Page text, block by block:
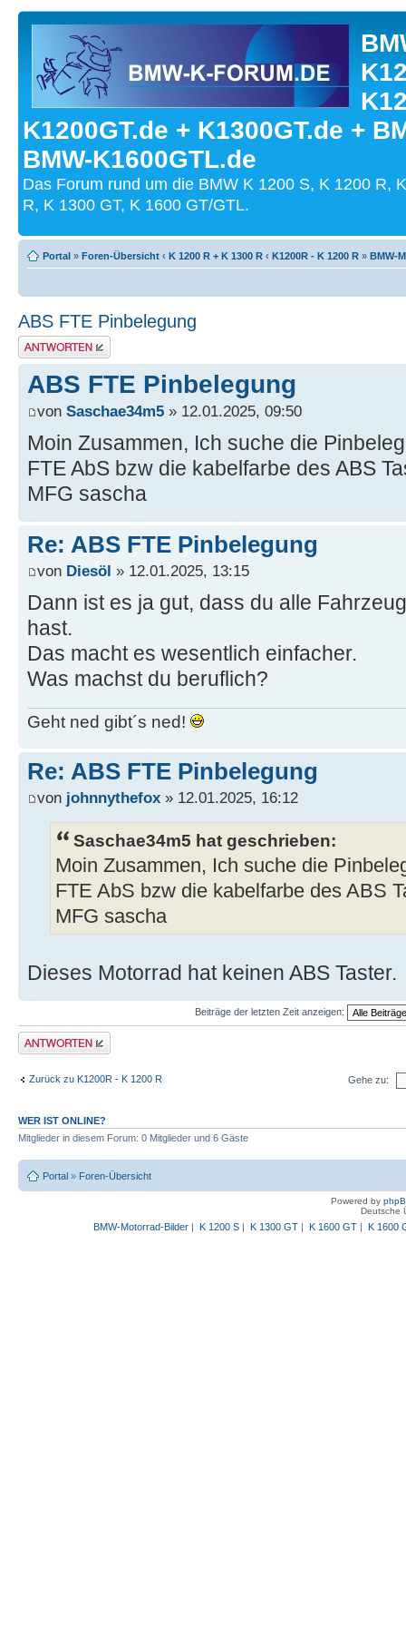
K1200GT.de + K1300GT.de +
BMW-K1600GTL.de
Das Forum rund um die BMW K 1200 S, K 1200 R,
R, K 1300 GT, K 1600 GT/GTL.
Portal » Foren-Übersicht ‹ K 1200 R + K 1300 R ‹ K1200R - K 1200 R » BMW-
ABS FTE Pinbelegung
Antwort schreiben
ABS FTE Pinbelegung
von Saschae34m5 » 12.01.2025, 09:50
Moin Zusammen, Ich suche die
FTE AbS bzw die kabelfarbe des ABS
MFG sascha
Re: ABS FTE Pinbelegung
von Diesöl » 12.01.2025, 13:15
Dann ist es ja gut, dass du alle
hast.
Das macht es wesentlich einfacher.
Was machst du beruflich?
Geht ned gibt´s ned!
Re: ABS FTE Pinbelegung
von johnnythefox » 12.01.2025, 16:12
Saschae34m5 hat geschrieben:
Moin Zusammen, Ich suche die
FTE AbS bzw die kabelfarbe des ABS
MFG sascha
Dieses Motorrad hat keinen ABS Taster.
Beiträge der letzten Zeit anzeigen:
Antwort schreiben
Zurück zu K1200R - K 1200 R Gehe zu:
WER IST ONLINE?
Mitglieder in diesem Forum: 0 Mitglieder und 6 Gäste
Portal » Foren-Übersicht
Powered by
Deutsche
BMW-Motorrad-Bilder| K 1200 S| K 1300 GT| K 1600 GT| K 1600